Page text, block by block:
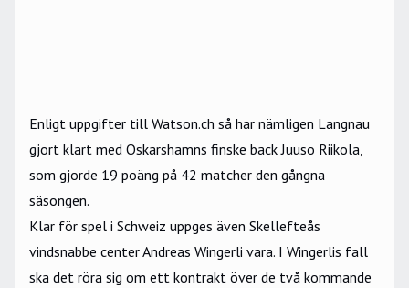
Enligt uppgifter till Watson.ch så har nämligen Langnau
gjort klart med Oskarshamns finske back Juuso Riikola,
som gjorde 19 poäng på 42 matcher den gångna
säsongen.
Klar för spel i Schweiz uppges även Skellefteås
vindsnabbe center Andreas Wingerli vara. I Wingerlis fall
ska det röra sig om ett kontrakt över de två kommande